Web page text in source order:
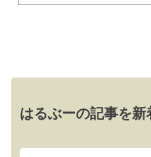
はるぶーの記事を新